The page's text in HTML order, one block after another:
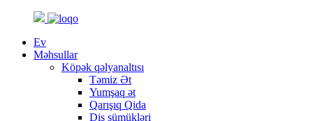
Ev
Məhsullar
Köpək qəlyanaltısı
Təmiz Ət
Yumşaq ət
Qarışıq Qida
Diş sümükləri